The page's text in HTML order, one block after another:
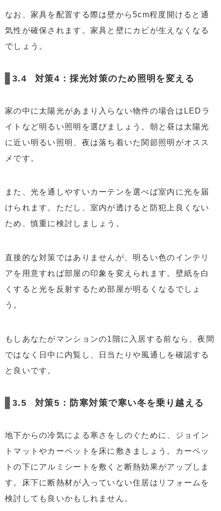
なお、家具を配置する際は壁から5cm程度開けると通
気性が確保されます。家具と壁にカビが生えなくなる
でしょう。
対策4 : 採光対策のため照明を変える
家の中に太陽光があまり入らない物件の場合はLEDラ
イトなど明るい照明を選びましょう。朝と昼は太陽光
に近い明るい照明、夜は落ち着いた関節照明がオスス
メです。
また、光を通しやすいカーテンを選べば室内に光を届
けられます。ただし、室内が透けると防犯上良くない
ため、慎重に検討しましょう。
直接的な対策ではありませんが、明るい色のインテリ
アを用意すれば部屋の印象を変えられます。壁紙を白
くすると光を反射するため部屋が明るくなるでしょ
う。
もしあなたがマンションの1階に入居する前なら、夜間
ではなく日中に内覧し、日当たりや風通しを確認する
と良いです。
対策5 : 防寒対策で寒い冬を乗り越える
地下からの冷気による寒さをしのぐために、ジョイン
トマットやカーペットを床に敷きましょう。カーペッ
トの下にアルミシートを敷くと断熱効果がアップしま
す。床下に断熱材が入っていない住居はリフォームを
検討しても良いかもしれません。